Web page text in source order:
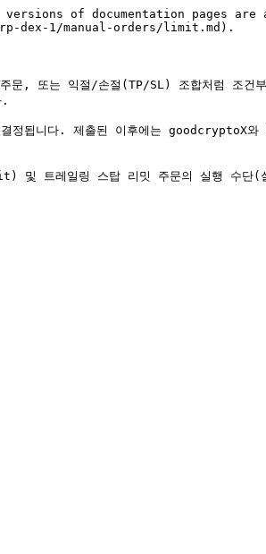
of documentation pages are
dex-1/manual-orders/limit.md).
, 또는 익절/손절(TP/SL) 조합처럼 조건
.
됩니다. 제출된 이후에는 goodcryptoX와
및 트레일링 스탑 리밋 주문의 실행 수단(